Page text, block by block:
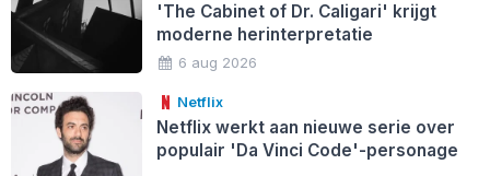
'The Cabinet of Dr. Caligari' krijgt
moderne herinterpretatie
6 aug 2026
Netflix
Netflix werkt aan nieuwe serie over
populair 'Da Vinci Code'-personage